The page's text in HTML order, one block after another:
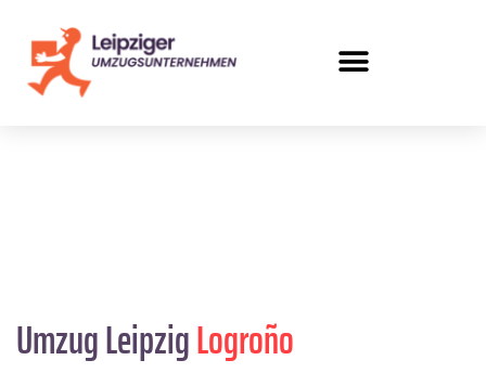
Umzug LeipzigLogroño